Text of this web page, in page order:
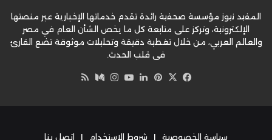
المفيد نيوز مؤسسة صحفية رائدة تقدم خدماتها الإخبارية عبر منصتها
الإلكترونية، وتركز على متابعة كل ما يخص الشأن العام في مصر
والعالم العربي، من خلال تغطية دقيقة وتحليلات موثوقة تضع القارئ
في قلب الحدث.
فيسبوك
‫X بينتيريست
لينكدإن‫YouTube
انستقرام
وسط
سياسة الخصوصية | شروط الاستخدام | اتصل بنا